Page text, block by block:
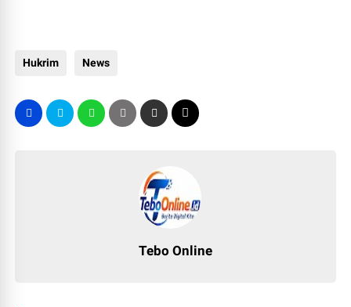
Hukrim News
Tebo Online